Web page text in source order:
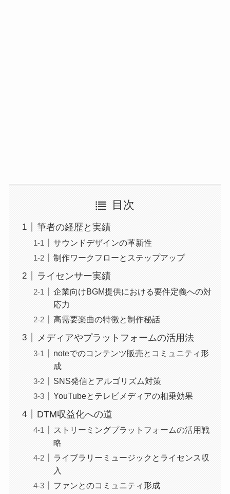
目次
筆者の経歴と実績
サウンドデザインの革新性
制作ワークフローとステップアップ
ライセンサー実績
企業向けBGM提供における要件定義への対
応力
高需要楽曲の特徴と制作秘話
メディアやプラットフォームの活用法
noteでのコンテンツ販売とコミュニティ形
成
SNS発信とアルゴリズム対策
YouTubeとテレビメディアの相乗効果
DTM収益化への道
ストリーミングプラットフォームの活用戦
略
ライブラリーミュージックとライセンス収
入
ファンとのコミュニティ形成